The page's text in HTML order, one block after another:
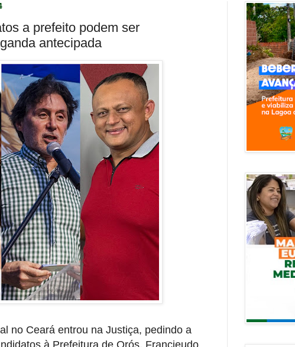
a prefeito podem ser
antecipada
no Ceará entrou na Justiça, pedindo a